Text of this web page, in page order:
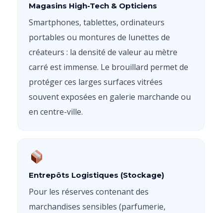
Magasins High-Tech & Opticiens
Smartphones, tablettes, ordinateurs
portables ou montures de lunettes de
créateurs : la densité de valeur au mètre
carré est immense. Le brouillard permet de
protéger ces larges surfaces vitrées
souvent exposées en galerie marchande ou
en centre-ville.
Entrepôts Logistiques (Stockage)
Pour les réserves contenant des
marchandises sensibles (parfumerie,